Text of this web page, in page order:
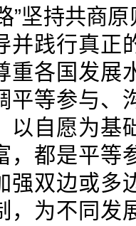
”坚持共商
并践行真正
重各国发展
平等参与、
以自愿为基
，都是平等
强双边或多
，为不同发